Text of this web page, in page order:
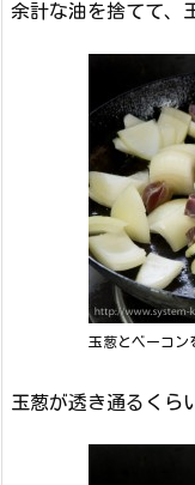
余計な油を捨てて、
玉葱とベーコン
玉葱が透き通るくら